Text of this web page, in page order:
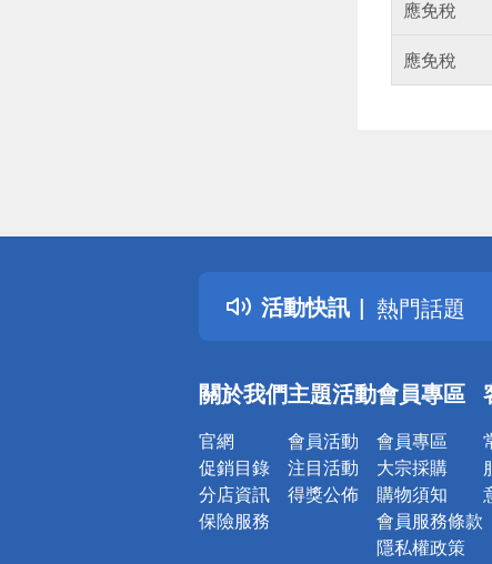
應免稅
應免稅
活動快訊
詐騙網頁
得獎公告
熱門話題
銀行優惠
詐騙網頁
關於我們
官網
促銷目錄
分店資訊
保險服務
主題活動
會員活動
注目活動
得獎公佈
會員專區
會員專區
大宗採購
購物須知
會員服務條款
隱私權政策